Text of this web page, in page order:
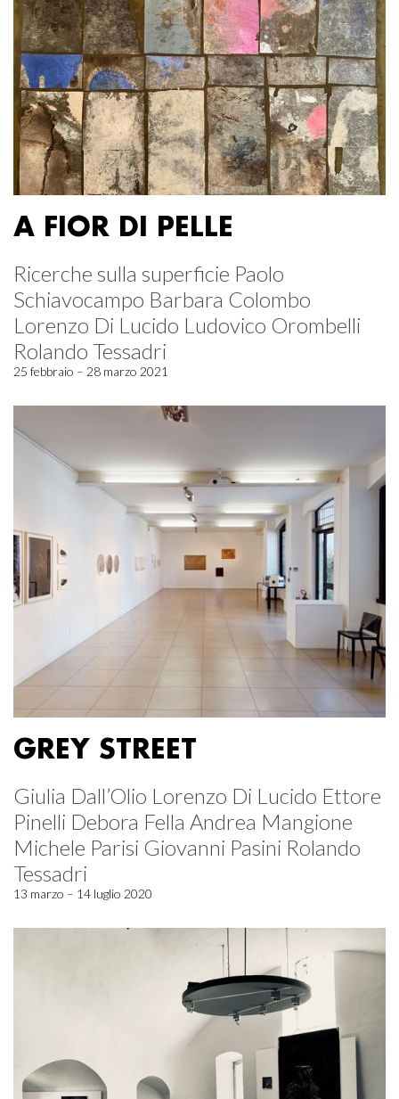
A FIOR DI PELLE
Ricerche sulla superficie Paolo
Schiavocampo Barbara Colombo
Lorenzo Di Lucido Ludovico Orombelli
Rolando Tessadri
25 febbraio – 28 marzo 2021
GREY STREET
Giulia Dall’Olio Lorenzo Di Lucido Ettore
Pinelli Debora Fella Andrea Mangione
Michele Parisi Giovanni Pasini Rolando
Tessadri
13 marzo – 14 luglio 2020